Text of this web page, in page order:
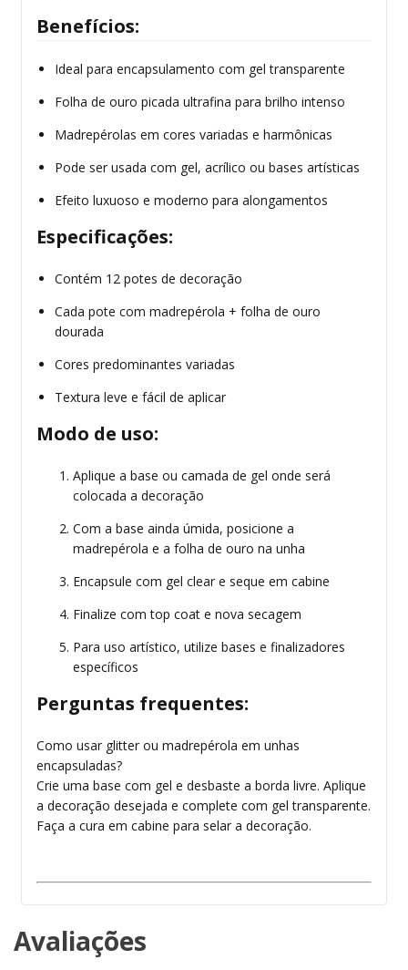
Benefícios:
Ideal para encapsulamento com gel transparente
Folha de ouro picada ultrafina para brilho intenso
Madrepérolas em cores variadas e harmônicas
Pode ser usada com gel, acrílico ou bases artísticas
Efeito luxuoso e moderno para alongamentos
Especificações:
Contém 12 potes de decoração
Cada pote com madrepérola + folha de ouro
dourada
Cores predominantes variadas
Textura leve e fácil de aplicar
Modo de uso:
Aplique a base ou camada de gel onde será
colocada a decoração
Com a base ainda úmida, posicione a
madrepérola e a folha de ouro na unha
Encapsule com gel clear e seque em cabine
Finalize com top coat e nova secagem
Para uso artístico, utilize bases e finalizadores
específicos
Perguntas frequentes:
Como usar glitter ou madrepérola em unhas
encapsuladas?
Crie uma base com gel e desbaste a borda livre. Aplique
a decoração desejada e complete com gel transparente.
Faça a cura em cabine para selar a decoração.
Avaliações